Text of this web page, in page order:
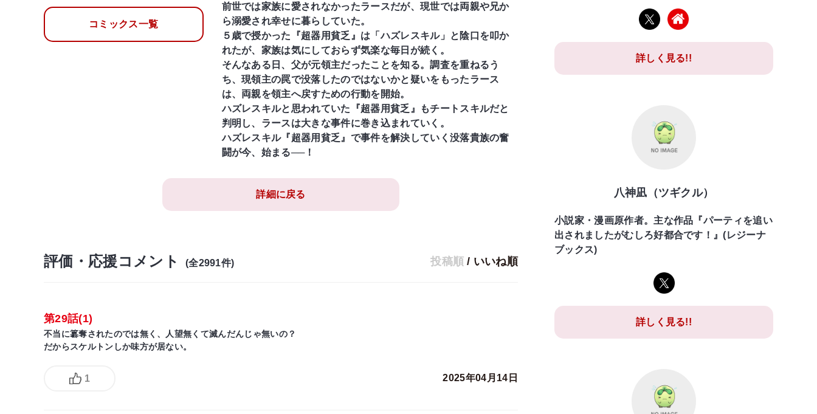
コミックス一覧
前世では家族に愛されなかったラースだが、現世では両親や兄か
ら溺愛され幸せに暮らしていた。
５歳で授かった『超器用貧乏』は「ハズレスキル」と陰口を叩か
れたが、家族は気にしておらず気楽な毎日が続く。
そんなある日、父が元領主だったことを知る。調査を重ねるう
ち、現領主の罠で没落したのではないかと疑いをもったラース
は、両親を領主へ戻すための行動を開始。
ハズレスキルと思われていた『超器用貧乏』もチートスキルだと
判明し、ラースは大きな事件に巻き込まれていく。
ハズレスキル『超器用貧乏』で事件を解決していく没落貴族の奮
闘が今、始まる──！
詳細に戻る
評価・応援コメント (全2991件) 投稿順 / いいね順
第29話(1)
不当に簒奪されたのでは無く、人望無くて滅んだんじゃ無いの？
だからスケルトンしか味方が居ない。
1 2025年04月14日
詳しく見る!!
八神凪（ツギクル）
小説家・漫画原作者。主な作品『パーティを追い
出されましたがむしろ好都合です！』(レジーナ
ブックス)
詳しく見る!!